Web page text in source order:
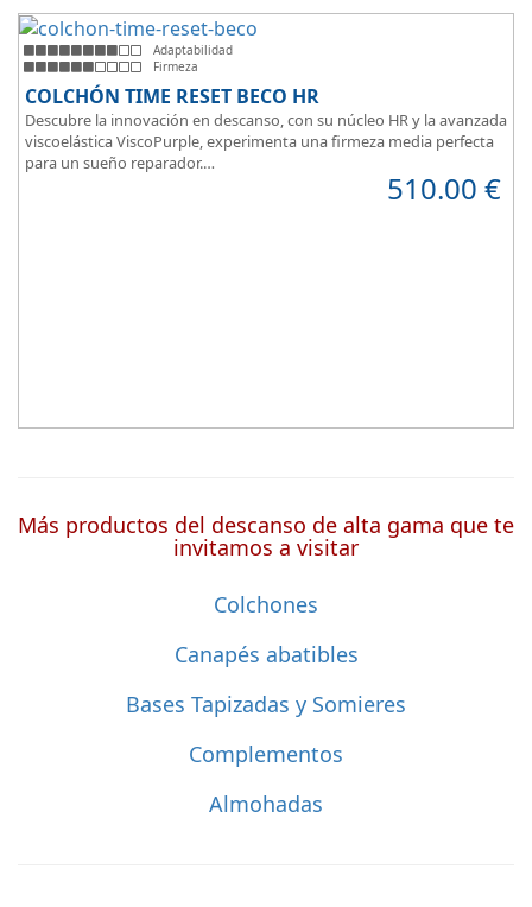
Adaptabilidad
Firmeza
COLCHÓN TIME RESET BECO HR
Descubre la innovación en descanso, con su núcleo HR y la avanzada
viscoelástica ViscoPurple, experimenta una firmeza media perfecta
para un sueño reparador.
Disfruta de su transpirabilidad y gran adaptabilidad, diseñado para
brindarte confort en cada momento. Además, es válido para camas
510.00 €
Más productos del descanso de alta gama que te
invitamos a visitar
Colchones
Canapés abatibles
Bases Tapizadas y Somieres
Complementos
Almohadas